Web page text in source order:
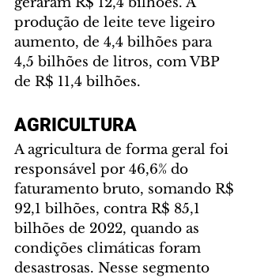
produção de leite teve ligeiro
aumento, de 4,4 bilhões para
4,5 bilhões de litros, com VBP
de R$ 11,4 bilhões.
AGRICULTURA
A agricultura de forma geral foi
responsável por 46,6% do
faturamento bruto, somando R$
92,1 bilhões, contra R$ 85,1
bilhões de 2022, quando as
condições climáticas foram
desastrosas. Nesse segmento